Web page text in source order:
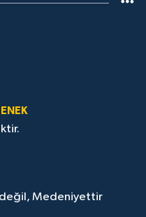
değil, Medeniyettir